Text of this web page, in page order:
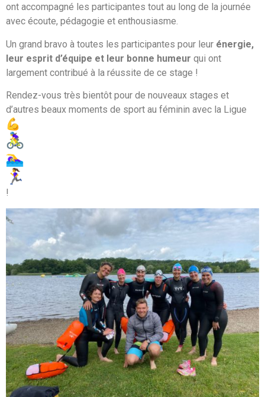
ont accompagné les participantes tout au long de la journée
avec écoute, pédagogie et enthousiasme.
Un grand bravo à toutes les participantes pour leur énergie,
leur esprit d’équipe et leur bonne humeur qui ont
largement contribué à la réussite de ce stage !
Rendez-vous très bientôt pour de nouveaux stages et
d’autres beaux moments de sport au féminin avec la Ligue
!